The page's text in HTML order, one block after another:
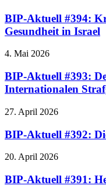
BIP-Aktuell #394:
Gesundheit in Israel
4. Mai 2026
BIP-Aktuell #393:
Internationalen
27. April 2026
BIP-Aktuell #392:
20. April 2026
BIP-Aktuell #391: